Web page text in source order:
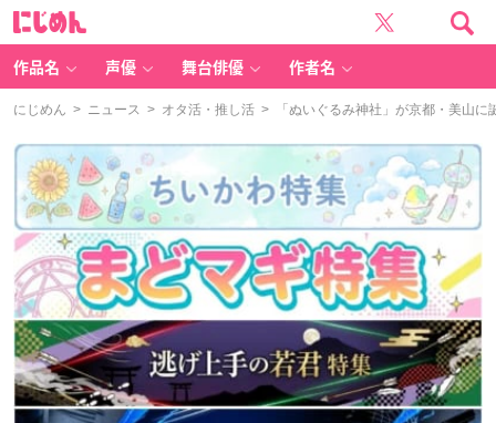
作品名 声優 舞台俳優 作者名
にじめん > ニュース > オタ活・推し活 > 「ぬいぐるみ神社」が京都・美山に